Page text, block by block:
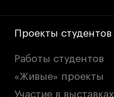
Проекты студентов
Работы студентов
«Живые» проекты
Участие в выставках